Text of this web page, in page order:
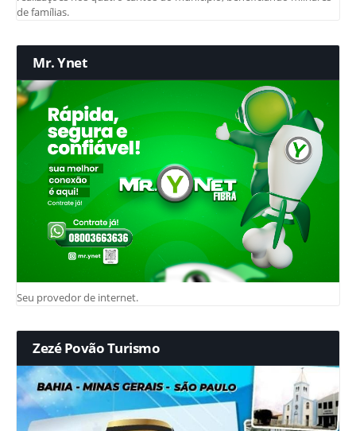
de famílias.
Mr. Ynet
Seu provedor de internet.
Zezé Povão Turismo